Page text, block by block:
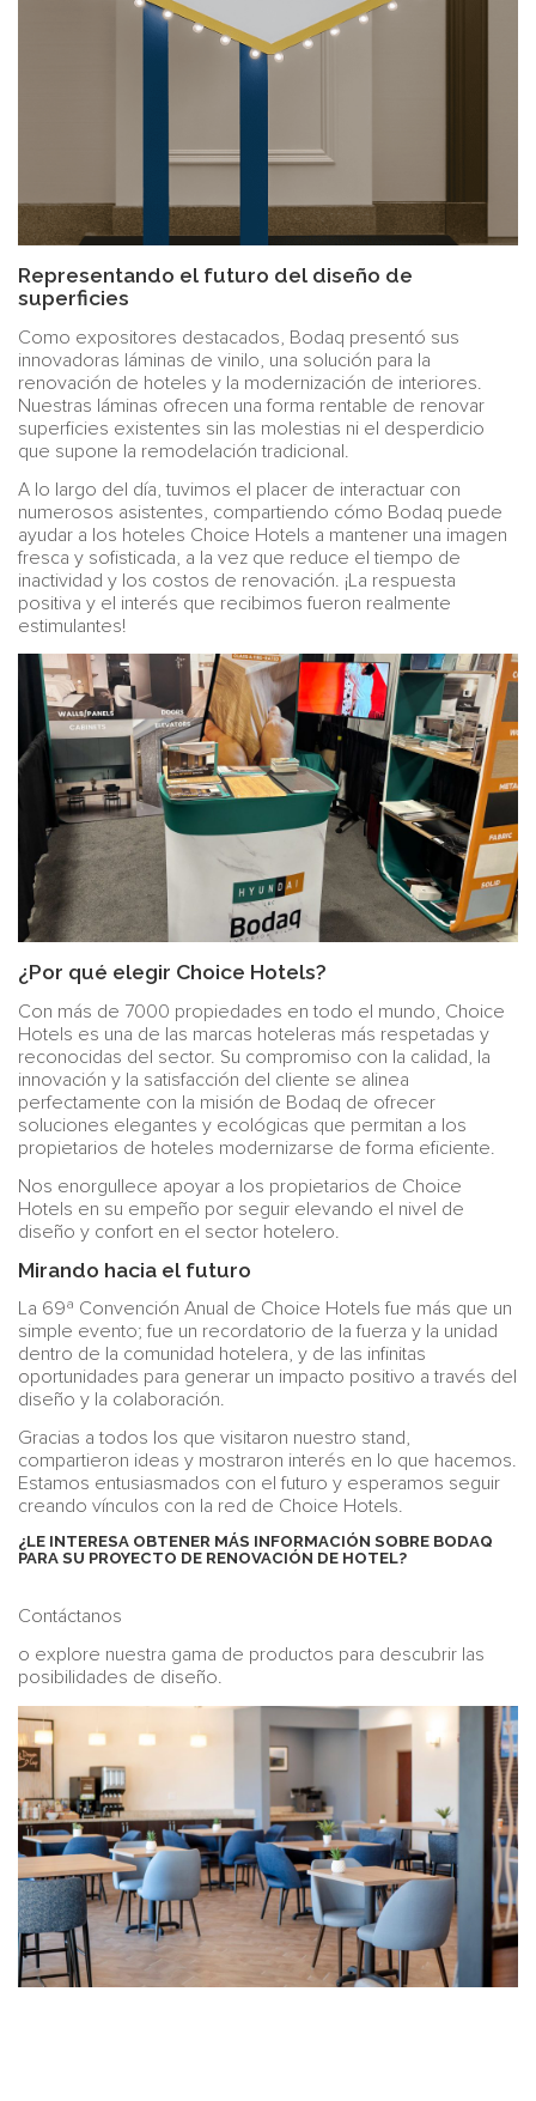
Representando el futuro del diseño de
superficies
Como expositores destacados, Bodaq presentó sus
innovadoras láminas de vinilo, una solución para la
renovación de hoteles y la modernización de interiores.
Nuestras láminas ofrecen una forma rentable de renovar
superficies existentes sin las molestias ni el desperdicio
que supone la remodelación tradicional.
A lo largo del día, tuvimos el placer de interactuar con
numerosos asistentes, compartiendo cómo Bodaq puede
ayudar a los hoteles Choice Hotels a mantener una imagen
fresca y sofisticada, a la vez que reduce el tiempo de
inactividad y los costos de renovación. ¡La respuesta
positiva y el interés que recibimos fueron realmente
estimulantes!
¿Por qué elegir Choice Hotels?
Con más de 7000 propiedades en todo el mundo, Choice
Hotels es una de las marcas hoteleras más respetadas y
reconocidas del sector. Su compromiso con la calidad, la
innovación y la satisfacción del cliente se alinea
perfectamente con la misión de Bodaq de ofrecer
soluciones elegantes y ecológicas que permitan a los
propietarios de hoteles modernizarse de forma eficiente.
Nos enorgullece apoyar a los propietarios de Choice
Hotels en su empeño por seguir elevando el nivel de
diseño y confort en el sector hotelero.
Mirando hacia el futuro
La 69ª Convención Anual de Choice Hotels fue más que un
simple evento; fue un recordatorio de la fuerza y ​​la unidad
dentro de la comunidad hotelera, y de las infinitas
oportunidades para generar un impacto positivo a través del
diseño y la colaboración.
Gracias a todos los que visitaron nuestro stand,
compartieron ideas y mostraron interés en lo que hacemos.
Estamos entusiasmados con el futuro y esperamos seguir
creando vínculos con la red de Choice Hotels.
¿LE INTERESA OBTENER MÁS INFORMACIÓN SOBRE BODAQ
PARA SU PROYECTO DE RENOVACIÓN DE HOTEL?
Contáctanos
o explore nuestra gama de productos para descubrir las
posibilidades de diseño.